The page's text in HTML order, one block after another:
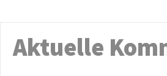
Aktuelle